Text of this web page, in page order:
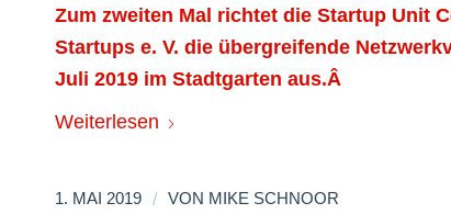
Zum zweiten Mal richtet die Startup Unit
Startups e. V. die übergreifende
Juli 2019 im Stadtgarten aus.Â
Weiterlesen
1. MAI 2019 / VON MIKE SCHNOOR